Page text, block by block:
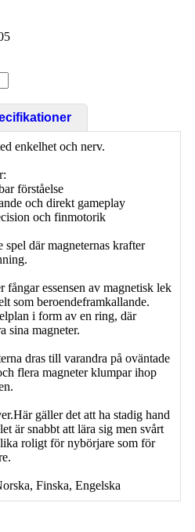
enkelhet och nerv.
förståelse
och direkt gameplay
och finmotorik
spel där magneternas krafter
essensen av magnetisk lek
som beroendeframkallande.
i form av en ring, där
sina magneter.
dras till varandra på oväntade
flera magneter klumpar ihop
gäller det att ha stadig hand
är snabbt att lära sig men svårt
roligt för nybörjare som för
Finska, Engelska